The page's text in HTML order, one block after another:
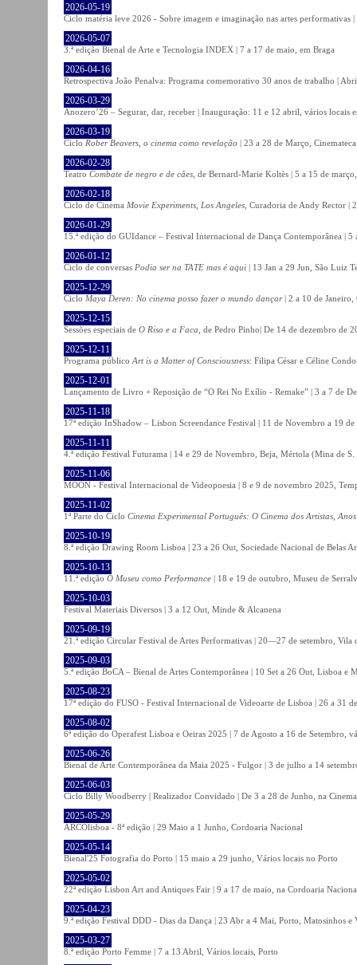
2026-05-19
Ciclo matéria leve 2026 - Sobre imagem e imaginação nas artes
2026-05-07
3.ª edição Bienal de Arte e Tecnologia INDEX | 7 a 17 de maio, em Braga
2026-04-16
Retrospectiva João Penalva: Programa comemorativo 30 anos de trabalho |
2026-03-29
Anozero’26 – Segurar, dar, receber | Inauguração: 11 e 12 abril, vários locais
2026-03-19
Ciclo Rober Beavers, o cinema como revelação | 23 a 28 de Março,
2026-02-28
Teatro Combate de negro e de cães , de Bernard-Marie Koltès | 5 a 15 de
2026-02-18
Ciclo de Cinema Movie Experiments, Los Angeles , Curadoria de Andy Rector
2026-01-29
15.ª edição do GUIdance – Festival Internacional de Dança Contemporânea |
2026-01-12
Ciclo de conversas Podia ser na TATE mas é aqui | 13 Jan a 29 Jun, São Luiz
2025-12-29
Ciclo Maya Deren: No cinema posso fazer o mundo dançar| 2 a 10 de Janeiro,
2025-12-15
Sessões especiais de O Riso e a Faca , de Pedro Pinho| De 14 de dezembro de
2025-12-11
Programa público Art is a Matter of Consciousness: Filipa César e Céline
2025-12-01
Lançamento de Livro + Reposição de “O Rei No Exílio - Remake” | 3 a 7 de
2025-11-18
17ª edição InShadow – Lisbon Screendance Festival | 11 de Novembro a 19
2025-11-11
4.ª edição Festival Futurama | 14 e 29 de Novembro, Beja, Mértola (Mina de
2025-11-06
MOON - Festival Internacional de Videopoesia | 8 e 9 de novembro 2025,
2025-11-02
1ª Parte do Ciclo Cinema Experimental Português: O Cinema dos Artistas,
2025-10-19
8.ª edição Drawing Room Lisboa | 23 a 26 Out, Sociedade Nacional de Belas
2025-10-13
11.ª edição O Museu como Performance | 18 e 19 de outubro, Museu de
2025-10-03
Festival Materiais Diversos | 3 a 12 Out, Minde & Alcanena
2025-09-19
21.ª edição Circular Festival de Artes Performativas | 20—27 de setembro, Vila
2025-09-03
5.ª edição BoCA – Bienal de Artes Contemporânea | 10 Set a 26 Out, Lisboa e
2025-08-23
17ª edição do FUSO - Festival Internacional de Videoarte de Lisboa | 26 a 31
2025-08-02
6ª edição do Operafest Lisboa e Oeiras 2025 | 7 de Agosto a 16 de Setembro,
2025-06-26
Bienal de Arte Contemporânea da Maia 2025 - Fulgor | 3 de julho a 14
2025-06-03
Ciclo Billy Woodberry | Realizador Convidado | De 3 a 28 de Junho, na
2025-05-29
ARCOlisboa - 8ª edição | 29 Maio a 1 Junho, Cordoaria Nacional
2025-05-14
Bienal'25 Fotografia do Porto | 15 maio a 29 junho, Vários locais no Porto
2025-05-02
22ª edição Lisbon Art and Antiques Fair | 9 a 17 de maio, na Cordoaria
2025-04-23
9.ª edição Festival DDD - Dias da Dança | 23 Abr a 4 Mai, Porto, Matosinhos e
2025-03-27
8.ª edição Porto Femme | 7 a 13 Abril, Vários locais, Porto